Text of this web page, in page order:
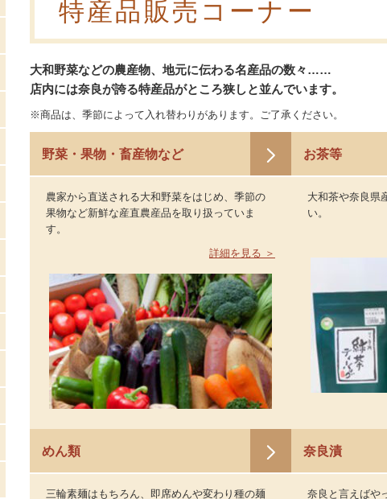
特産品販売コーナー
大和野菜などの農産物、地元に伝わる名産品の数々……
店内には奈良が誇る特産品がところ狭しと並んでいます。
※商品は、季節によって入れ替わりがあります。ご了承ください。
野菜・果物・畜産物など
農家から直送される大和野菜をはじめ、季節の
果物など新鮮な産直農産品を取り扱っていま
す。
詳細を見る ＞
お茶等
大和茶や奈良県
い。
めん類
三輪素麺はもちろん、即席めんや変わり種の麺
奈良漬
奈良と言えばや